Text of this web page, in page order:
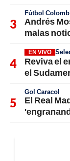
Fútbol
Andrés
malas
EN VIVO
Reviva el
el
Gol Caracol
El Real